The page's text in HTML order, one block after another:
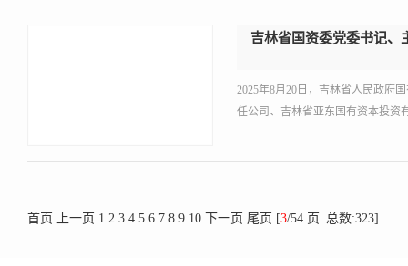
吉林省国资委党委书记、
2025年8月20日，吉林省人民政府
任公司、吉林省亚东国有资本投
首页 上一页 1 2 3 4 5 6 7 8 9 10 下一页 尾页 [3/54 页| 总数:323]